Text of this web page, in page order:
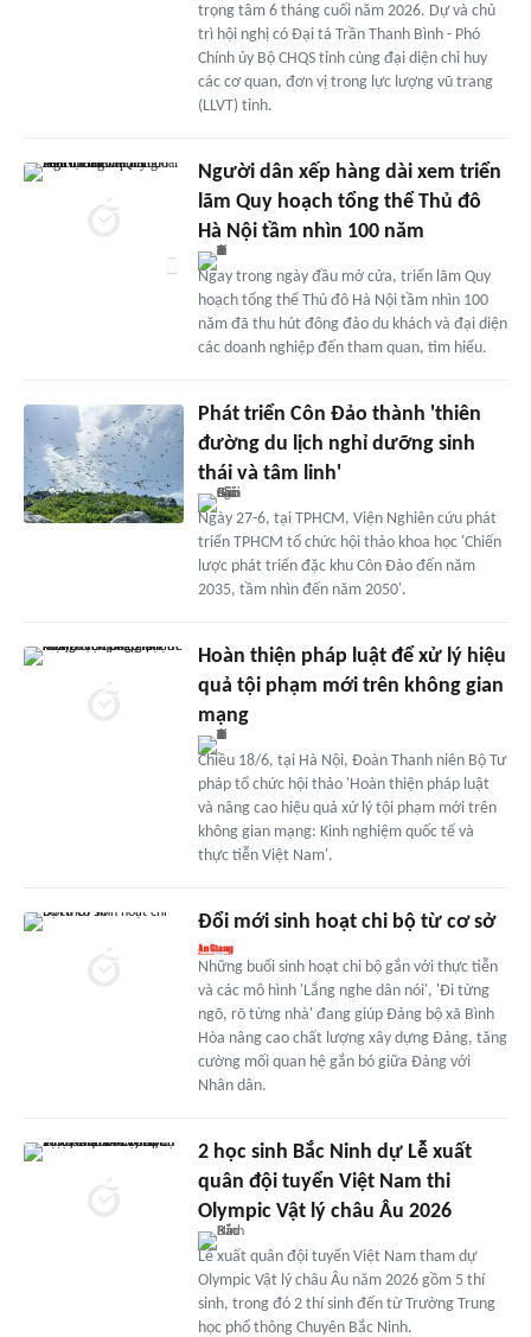
trọng tâm 6 tháng cuối năm 2026. Dự và chủ
trì hội nghị có Đại tá Trần Thanh Bình - Phó
Chính ủy Bộ CHQS tỉnh cùng đại diện chỉ huy
các cơ quan, đơn vị trong lực lượng vũ trang
(LLVT) tỉnh.
Người dân xếp hàng dài xem triển
lãm Quy hoạch tổng thể Thủ đô
Hà Nội tầm nhìn 100 năm
Ngay trong ngày đầu mở cửa, triển lãm Quy
hoạch tổng thể Thủ đô Hà Nội tầm nhìn 100
năm đã thu hút đông đảo du khách và đại diện
các doanh nghiệp đến tham quan, tìm hiểu.
Phát triển Côn Đảo thành 'thiên
đường du lịch nghỉ dưỡng sinh
thái và tâm linh'
Ngày 27-6, tại TPHCM, Viện Nghiên cứu phát
triển TPHCM tổ chức hội thảo khoa học 'Chiến
lược phát triển đặc khu Côn Đảo đến năm
2035, tầm nhìn đến năm 2050'.
Hoàn thiện pháp luật để xử lý hiệu
quả tội phạm mới trên không gian
mạng
Chiều 18/6, tại Hà Nội, Đoàn Thanh niên Bộ Tư
pháp tổ chức hội thảo 'Hoàn thiện pháp luật
và nâng cao hiệu quả xử lý tội phạm mới trên
không gian mạng: Kinh nghiệm quốc tế và
thực tiễn Việt Nam'.
Đổi mới sinh hoạt chi bộ từ cơ sở
Những buổi sinh hoạt chi bộ gắn với thực tiễn
và các mô hình 'Lắng nghe dân nói', 'Đi từng
ngõ, rõ từng nhà' đang giúp Đảng bộ xã Bình
Hòa nâng cao chất lượng xây dựng Đảng, tăng
cường mối quan hệ gắn bó giữa Đảng với
Nhân dân.
2 học sinh Bắc Ninh dự Lễ xuất
quân đội tuyển Việt Nam thi
Olympic Vật lý châu Âu 2026
Lễ xuất quân đội tuyển Việt Nam tham dự
Olympic Vật lý châu Âu năm 2026 gồm 5 thí
sinh, trong đó 2 thí sinh đến từ Trường Trung
học phổ thông Chuyên Bắc Ninh.